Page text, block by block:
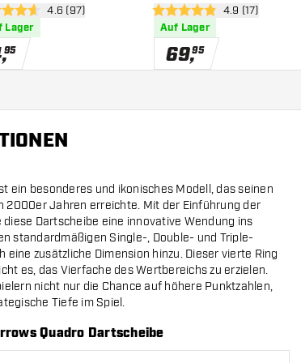
Bewertungsbereich öffnen
4.6 (97)
Lager
,95
4.9 Bewertungssterne
4.9 (17)
Auf Lager
69,95
ein besonderes und ikonisches Modell, das seinen
2000er Jahren erreichte. Mit der Einführung der
Dartscheibe eine innovative Wendung ins
standardmäßigen Single-, Double- und Triple-
zusätzliche Dimension hinzu. Dieser vierte Ring
es, das Vierfache des Wertbereichs zu erzielen.
nicht nur die Chance auf höhere Punktzahlen,
Tiefe im Spiel.
Quadro Dartscheibe